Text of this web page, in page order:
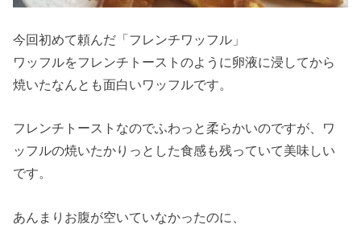
今回初めて頼んだ「フレンチワッフル」
ワッフルをフレンチトーストのように卵液に浸してから
焼いたなんとも面白いワッフルです。
フレンチトーストなのでふわっと柔らかいのですが、ワ
ッフルの焼いたかりっとした食感も残っていて美味しい
です。
あんまりお腹が空いていなかったのに、